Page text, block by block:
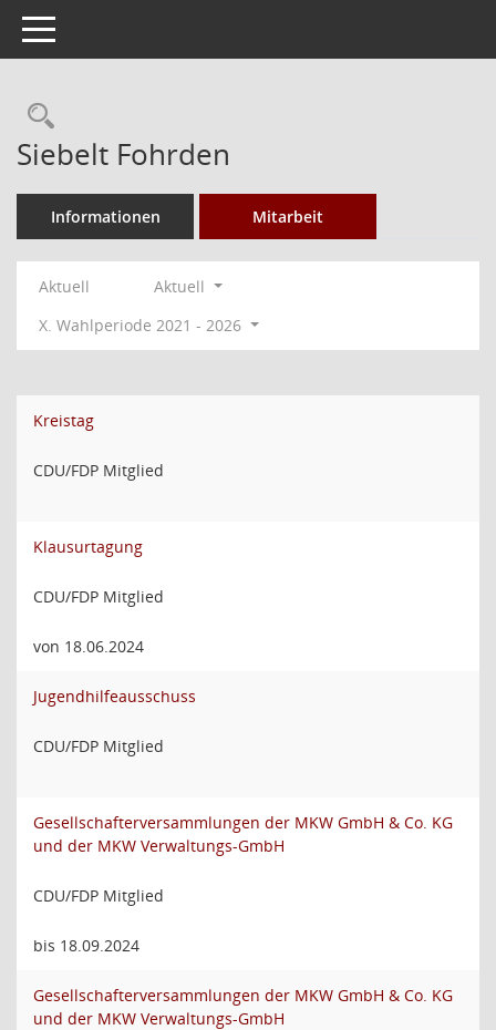
Toggle navigation
Rechercheauswahl
Siebelt Fohrden
Informationen Mitarbeit
Aktuell
Aktuell
X. Wahlperiode 2021 - 2026
Kreistag
CDU/FDP Mitglied
Klausurtagung
CDU/FDP Mitglied
von 18.06.2024
Jugendhilfeausschuss
CDU/FDP Mitglied
Gesellschafterversammlungen der MKW GmbH & Co. KG
und der MKW Verwaltungs-GmbH
CDU/FDP Mitglied
bis 18.09.2024
Gesellschafterversammlungen der MKW GmbH & Co. KG
und der MKW Verwaltungs-GmbH